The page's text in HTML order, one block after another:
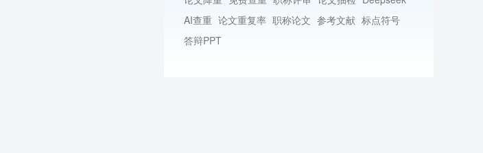
AI查重 论文重复率 职称论文 参考文献 标点符号
答辩PPT